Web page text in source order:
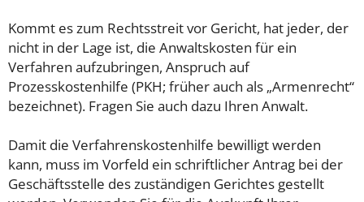
Kommt es zum Rechtsstreit vor Gericht, hat jeder, der
nicht in der Lage ist, die Anwaltskosten für ein
Verfahren aufzubringen, Anspruch auf
Prozesskostenhilfe (PKH; früher auch als „Armenrecht“
bezeichnet). Fragen Sie auch dazu Ihren Anwalt.
Damit die Verfahrenskostenhilfe bewilligt werden
kann, muss im Vorfeld ein schriftlicher Antrag bei der
Geschäftsstelle des zuständigen Gerichtes gestellt